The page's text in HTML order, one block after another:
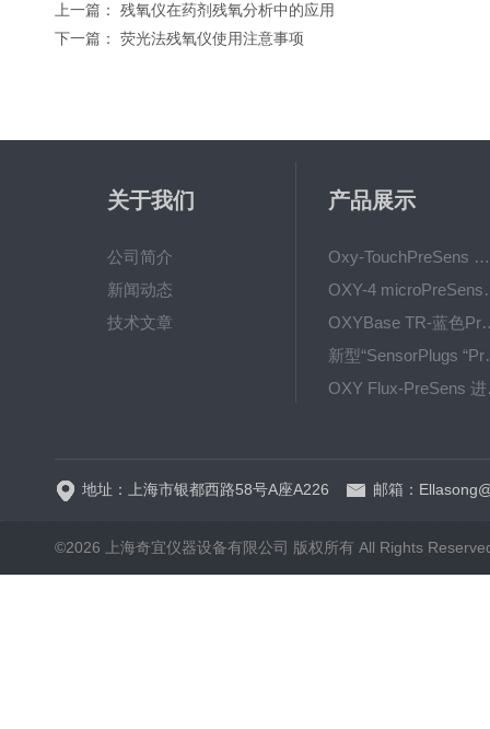
上一篇： 残氧仪在药剂残氧分析中的应用
下一篇： 荧光法残氧仪使用注意事项
关于我们
公司简介
新闻动态
技术文章
产品展示
Oxy-TouchPreSens 氧分析仪 多孔培养容器监测
OXY-4
OXYBase TR-蓝色
新型
地址：上海市银都西路58号A座A226 邮箱：
©2026 上海奇宜仪器设备有限公司 版权所有 All Rights